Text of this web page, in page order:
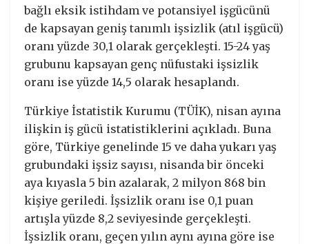
bağlı eksik istihdam ve potansiyel işgücünü
de kapsayan geniş tanımlı işsizlik (atıl işgücü)
oranı yüzde 30,1 olarak gerçekleşti. 15-24 yaş
grubunu kapsayan genç nüfustaki işsizlik
oranı ise yüzde 14,5 olarak hesaplandı.
Türkiye İstatistik Kurumu (TÜİK), nisan ayına
ilişkin iş gücü istatistiklerini açıkladı. Buna
göre, Türkiye genelinde 15 ve daha yukarı yaş
grubundaki işsiz sayısı, nisanda bir önceki
aya kıyasla 5 bin azalarak, 2 milyon 868 bin
kişiye geriledi. İşsizlik oranı ise 0,1 puan
artışla yüzde 8,2 seviyesinde gerçekleşti.
İşsizlik oranı, geçen yılın aynı ayına göre ise